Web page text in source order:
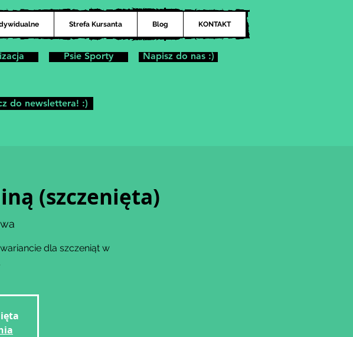
Strefa Kursanta Blog KONTAKT
Psie Sporty Napisz do nas :)
(szczenięta)
dla szczeniąt w
do newslettera! :)